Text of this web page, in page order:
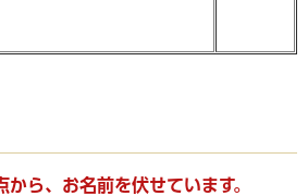
ら、お名前を伏せています。